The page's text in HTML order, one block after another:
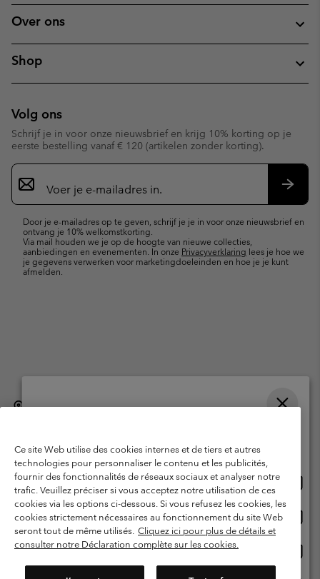
Over ons
Shop
Volg ons
Schrijf je in voor onze nieuwsbrief en krijg 10% korting op je
eerste bestelling vanaf € 120 (artikelen zonder korting).
Aanmelden
voor
e-
Door je e-mailadres op te geven, schrijf je je in voor onze nieuwsbrief en
ontvang je 10% welkomstkorting.
Via mail houden we je op de hoogte van nieuwe collecties,
aanbiedingen en evenementen. In onze Privacyverklaring lees je hoe we
je gegevens verwerken voor marketingdoeleinden en hoe je je kunt
afmelden.
België (Nederlands) | English ›| français ›
Gebruiksvoorwaarden
Verkoopvoorwaarden
Garantie
Privacybeleid
Gebruiksvoorwaarden voor lidmaatschap
Voorwaarden voor door gebruikers gegenereerde inhoud
Impressum
Cookies
Ce site Web utilise des cookies internes et de tiers et autres
technologies pour personnaliser le contenu et les publicités,
fournir des fonctionnalités de réseaux sociaux et analyser notre
trafic. Veuillez préciser si vous acceptez notre utilisation de ces
cookies via les options ci-dessous. Si vous refusez les cookies, les
cookies strictement nécessaires au fonctionnement du site Web
seront tout de même utilisés. Cliquez ici pour plus de détails et
consulter notre Déclaration complète sur les cookies.
Online shoppen beschikbaar
United States
Belgium-English
Belgium-Français